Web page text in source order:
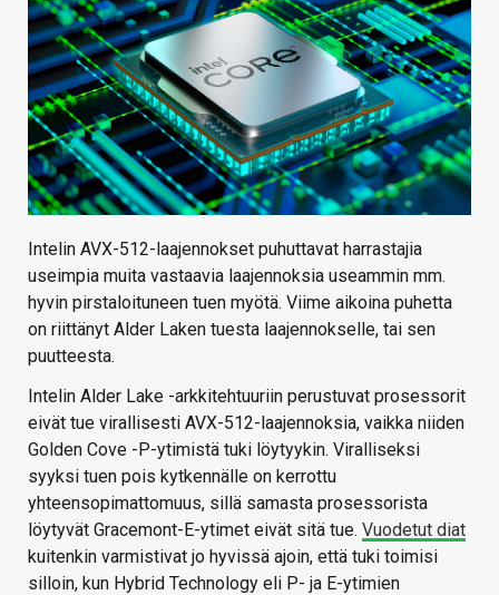
HAKU
Intelin AVX-512-laajennokset puhuttavat harrastajia
useimpia muita vastaavia laajennoksia useammin mm.
hyvin pirstaloituneen tuen myötä. Viime aikoina puhetta
on riittänyt Alder Laken tuesta laajennokselle, tai sen
puutteesta.
Intelin Alder Lake -arkkitehtuuriin perustuvat prosessorit
eivät tue virallisesti AVX-512-laajennoksia, vaikka niiden
Golden Cove -P-ytimistä tuki löytyykin. Viralliseksi
syyksi tuen pois kytkennälle on kerrottu
yhteensopimattomuus, sillä samasta prosessorista
löytyvät Gracemont-E-ytimet eivät sitä tue. Vuodetut diat
kuitenkin varmistivat jo hyvissä ajoin, että tuki toimisi
silloin, kun Hybrid Technology eli P- ja E-ytimien